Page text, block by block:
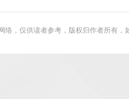
络，仅供读者参考，版权归作者所有